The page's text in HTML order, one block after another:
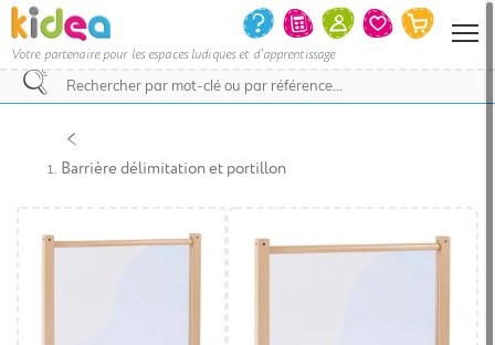
Votre partenaire pour les espaces ludiques et d'apprentissage
invitons
commercial
Barrière délimitation et portillon